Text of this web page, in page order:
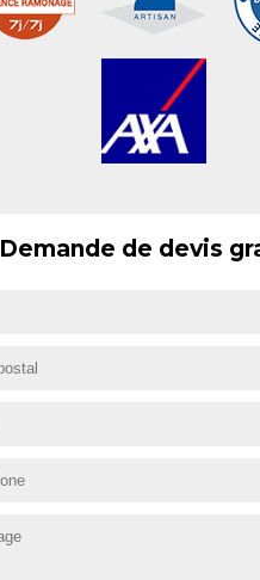
Demande de devis